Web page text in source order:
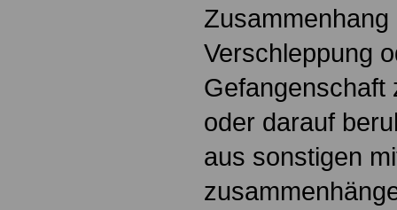
Zusammenhang
Verschleppung
Gefangenschaft
oder darauf
aus sonstigen